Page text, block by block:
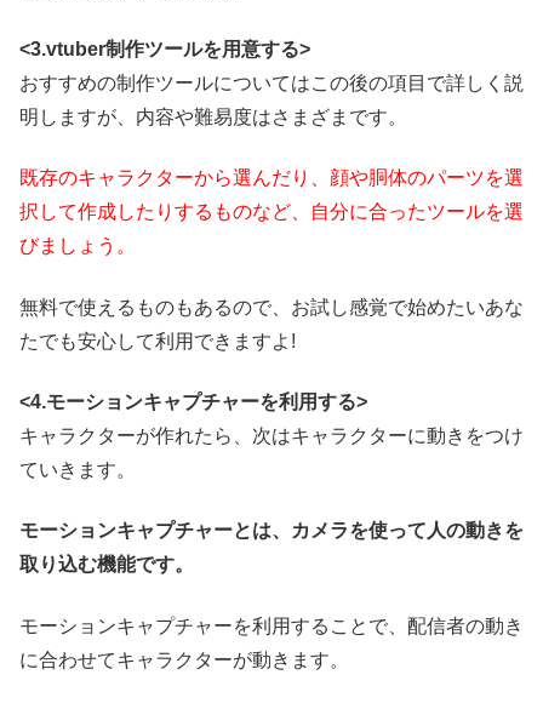
<3.vtuber制作ツールを用意する>
おすすめの制作ツールについてはこの後の項目で詳しく説
明しますが、内容や難易度はさまざまです。
既存のキャラクターから選んだり、顔や胴体のパーツを選
択して作成したりするものなど、自分に合ったツールを選
びましょう。
無料で使えるものもあるので、お試し感覚で始めたいあな
たでも安心して利用できますよ!
<4.モーションキャプチャーを利用する>
キャラクターが作れたら、次はキャラクターに動きをつけ
ていきます。
モーションキャプチャーとは、カメラを使って人の動きを
取り込む機能です。
モーションキャプチャーを利用することで、配信者の動き
に合わせてキャラクターが動きます。